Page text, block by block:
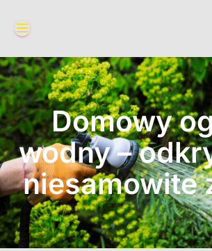
Domowy
wodny –
niesamowite